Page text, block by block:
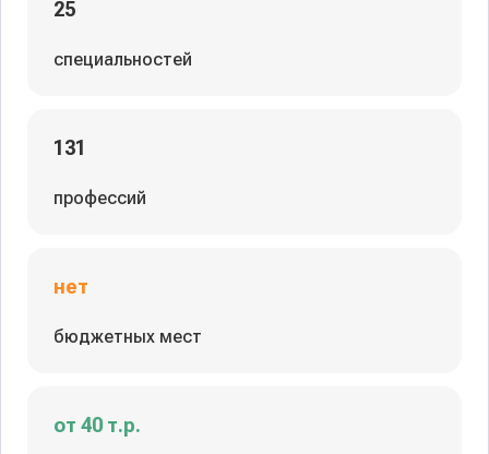
25
специальностей
131
профессий
нет
бюджетных мест
от 40 т.р.